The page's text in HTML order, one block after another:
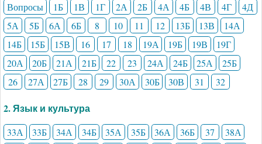
Вопросы 1Б 1В 1Г 2А 2Б 4А 4Б 4В 4Г
4Д
5А
5Б 6А 6Б 8 10 11 12 13Б 13В
14А
14Б
15Б 15В 16 17 18 19А 19Б 19В
19Г
20А
20Б 21А 21Б 22 23 24А 24Б 25А
25Б
26
27А 27Б 28 29 30А 30Б 30В 31 32
2. Язык и культура
33А 33Б 34А 34Б 35А 35Б 36А 36Б 37
38А